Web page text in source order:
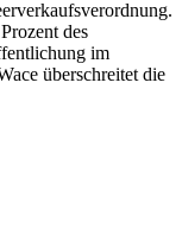
des
im
überschreitet die